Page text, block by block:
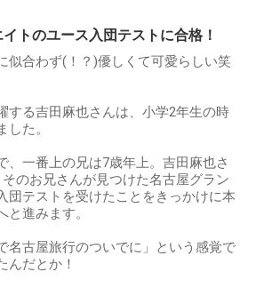
トのユース入団テストに合格！
似合わず(！？)優しくて可愛らしい笑
する吉田麻也さんは、小学2年生の時
た。
、一番上の兄は7歳年上。吉田麻也さ
のお兄さんが見つけた名古屋グラン
団テストを受けたことをきっかけに本
進みます。
名古屋旅行のついでに」という感覚で
んだとか！